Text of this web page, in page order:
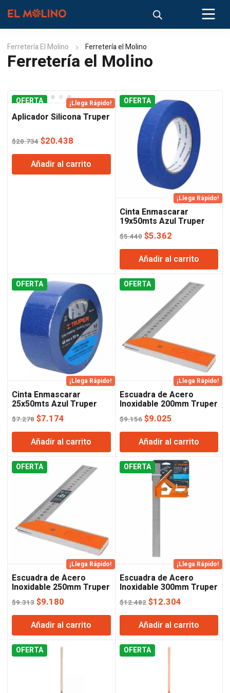
Ferretería El Molino Ferretería el Molino
Ferretería el Molino
OFERTA ¡Llega Rápido!
Aplicador Silicona Truper
$20.734 El
precio
original
era:
$20.438
precio
actual
es:
Añadir al carrito
OFERTA
¡Llega Rápido!
Cinta Enmascarar
19x50mts Azul Truper
$5.440 El
precio
original
era:
$5.440.
$5.362El
precio
actual
es:
$5.362.
Añadir al carrito
OFERTA
¡Llega Rápido!
Cinta Enmascarar
25x50mts Azul Truper
$7.278 El
precio
original
era:
$7.278.
$7.174
precio
actual
es:
$7.174.
Añadir al carrito
OFERTA
¡Llega Rápido!
Escuadra de Acero
Inoxidable 200mm Truper
$9.156 El
precio
original
era:
$9.156.
$9.025El
precio
actual
es:
$9.025.
Añadir al carrito
OFERTA
¡Llega Rápido!
Escuadra de Acero
Inoxidable 250mm Truper
$9.313 El
precio
original
era:
$9.313.
$9.180
precio
actual
es:
Añadir al carrito
OFERTA
¡Llega Rápido!
Escuadra de Acero
Inoxidable 300mm Truper
$12.482 El
precio
original
era:
$12.482.
$12.304El
precio
actual
es:
Añadir al carrito
OFERTA OFERTA